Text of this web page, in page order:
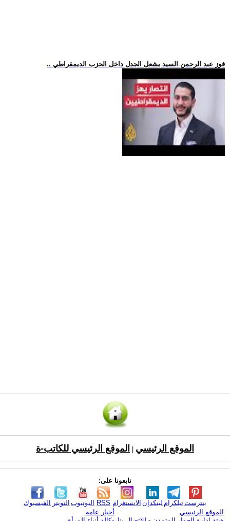
.. فوز عبد الرحمن السيد يشعل الجدل داخل الحزب الديمقراطي
الموقع الرئيسي الموقع الرئيسي للكاتب-ة
تابعونا على:
الفيسبوك التويتر اليوتيوب RSS الانستغرام لينكدإن تيلكرامبنترست
الموقع الرئيسي
أخبار عامة